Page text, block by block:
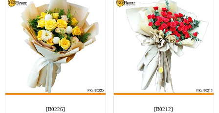
[B0226] [B0212]